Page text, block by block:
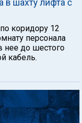
в шахту лифта с
коридору 12
персонала
нее до шестого
кабель.